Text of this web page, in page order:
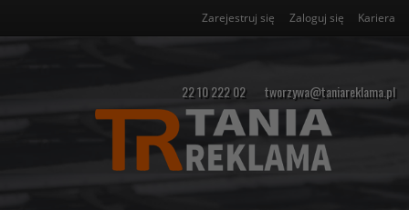
Zarejestruj się Zaloguj się Kariera
22 10 222 02 tworzywa@taniareklama.pl